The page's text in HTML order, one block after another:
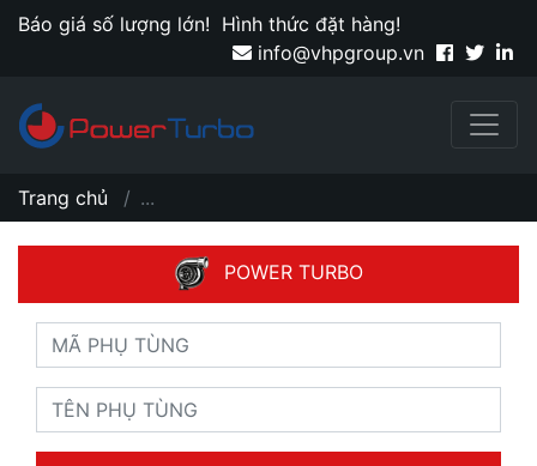
Báo giá số lượng lớn! Hình thức đặt hàng!
info@vhpgroup.vn
Trang chủ ...
POWER TURBO